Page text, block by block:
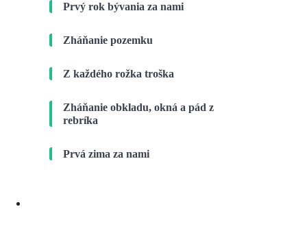
Prvý rok bývania za nami
Zháňanie pozemku
Z každého rožka troška
Zháňanie obkladu, okná a pád z
rebríka
Prvá zima za nami